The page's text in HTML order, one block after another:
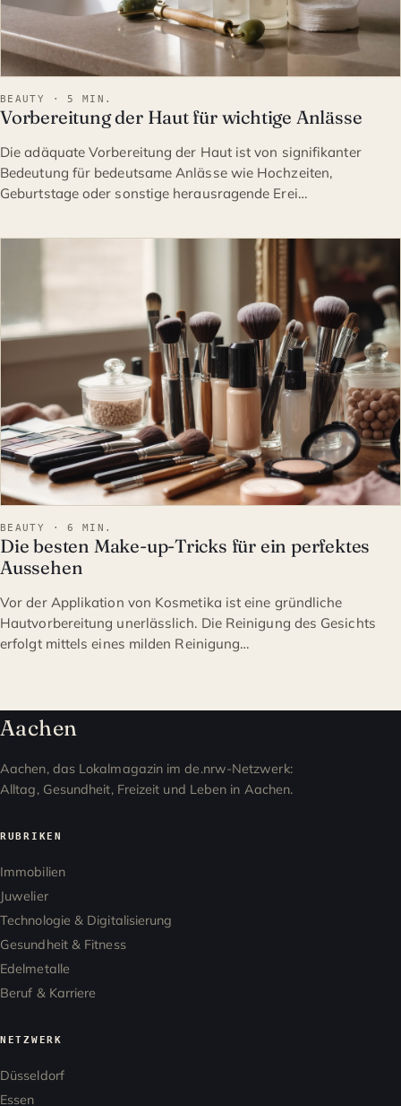
BEAUTY · 5 MIN.
Vorbereitung der Haut für wichtige Anlässe
Die adäquate Vorbereitung der Haut ist von signifikanter
Bedeutung für bedeutsame Anlässe wie Hochzeiten,
Geburtstage oder sonstige herausragende Erei…
BEAUTY · 6 MIN.
Die besten Make-up-Tricks für ein perfektes
Aussehen
Vor der Applikation von Kosmetika ist eine gründliche
Hautvorbereitung unerlässlich. Die Reinigung des Gesichts
erfolgt mittels eines milden Reinigung…
Aachen
Aachen, das Lokalmagazin im de.nrw-Netzwerk:
Alltag, Gesundheit, Freizeit und Leben in Aachen.
RUBRIKEN
Immobilien
Juwelier
Technologie & Digitalisierung
Gesundheit & Fitness
Edelmetalle
Beruf & Karriere
NETZWERK
Düsseldorf
Essen